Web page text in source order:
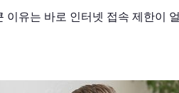
이유는 바로 인터넷 접속 제한